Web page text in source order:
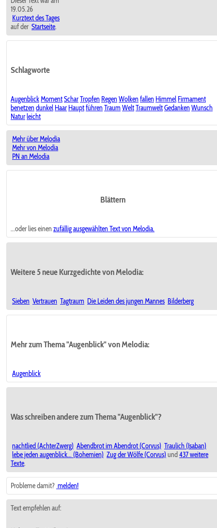
19.05.26
Kurztext des Tages
auf der Startseite.
Schlagworte
AugenblickMomentScharTropfen Regen Wolken fallen Himmel Firmament
benetzen dunkel Haar Hauptführen TraumWeltTraumweltGedanken Wunsch
Naturleicht
Mehr über Melodia
Mehr von Melodia
PN an Melodia
Blättern
...oder lies einen zufällig ausgewählten Text von Melodia.
Weitere 5 neue Kurzgedichte von Melodia:
Sieben Vertrauen Tagtraum Die Leiden des jungen Mannes Bilderberg
Mehr zum Thema "Augenblick" von Melodia:
Augenblick
Was schreiben andere zum Thema "Augenblick"?
nachtlied (AchterZwerg) Abendbrot im Abendrot (Corvus) Traulich (Isaban)
lebe jeden augenblick... (Bohemien) Zug der Wölfe (Corvus) und 437 weitere
Texte.
Probleme damit? melden!
Text empfehlen auf: